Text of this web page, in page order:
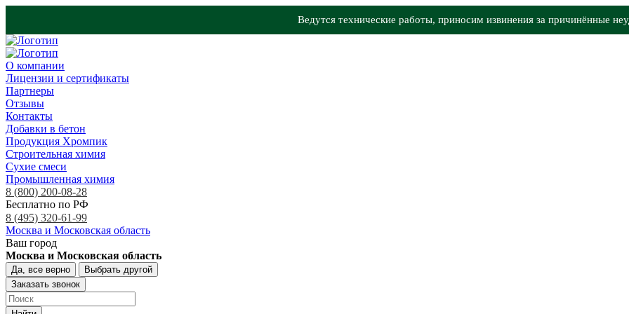
Ведутся технические работы, приносим извинения за причинённые
О компании
Лицензии и сертификаты
Партнеры
Отзывы
Контакты
Добавки в бетон
Продукция Хромпик
Строительная химия
Сухие смеси
Промышленная химия
8 (800) 200-08-28
Бесплатно по РФ
8 (495) 320-61-99
Москва и Московская область
Ваш город
Москва и Московская область
Да, все верно
Выбрать другой
Заказать звонок